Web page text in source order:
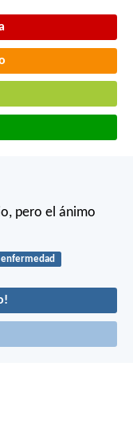
pero el ánimo
enfermedad